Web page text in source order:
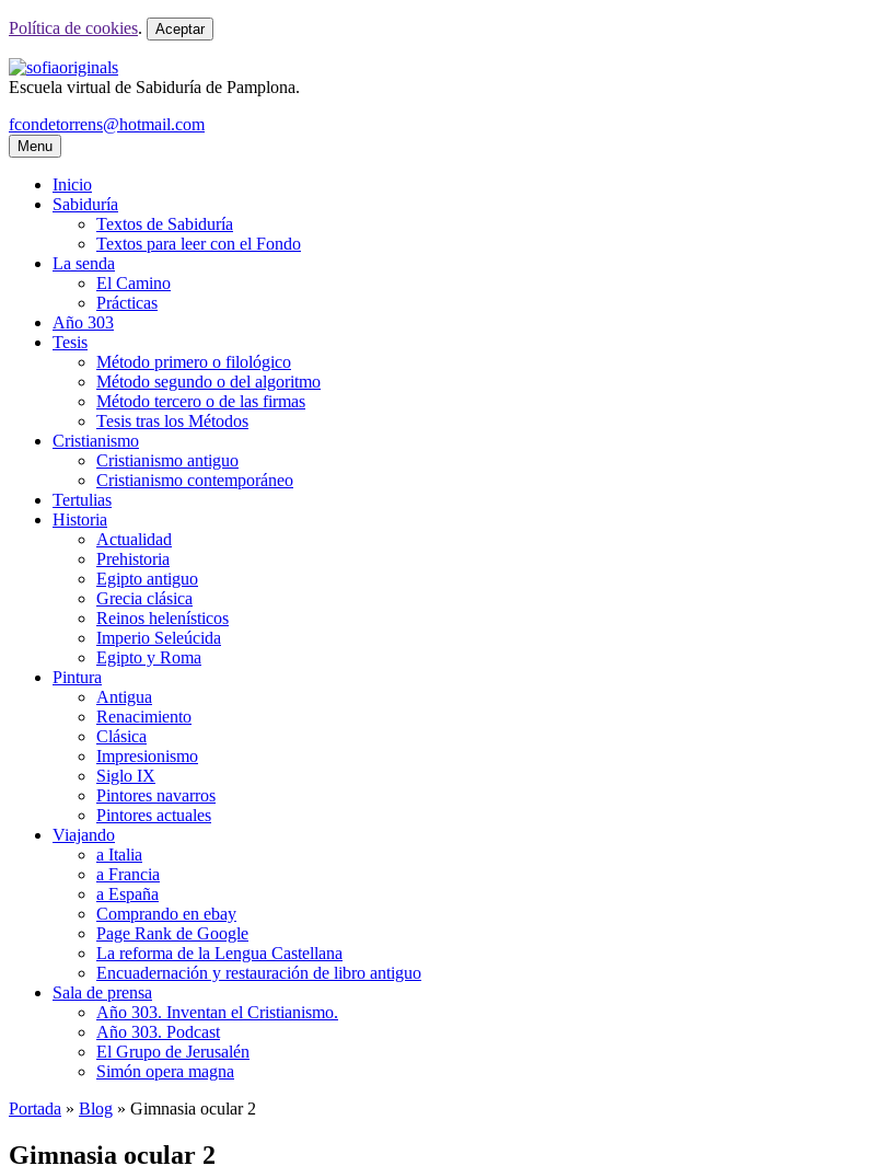
Política de cookies. Aceptar
Escuela virtual de Sabiduría de Pamplona.
fcondetorrens@hotmail.com
Menu
Inicio
Sabiduría
Textos de Sabiduría
Textos para leer con el Fondo
La senda
El Camino
Prácticas
Año 303
Tesis
Método primero o filológico
Método segundo o del algoritmo
Método tercero o de las firmas
Tesis tras los Métodos
Cristianismo
Cristianismo antiguo
Cristianismo contemporáneo
Tertulias
Historia
Actualidad
Prehistoria
Egipto antiguo
Grecia clásica
Reinos helenísticos
Imperio Seleúcida
Egipto y Roma
Pintura
Antigua
Renacimiento
Clásica
Impresionismo
Siglo IX
Pintores navarros
Pintores actuales
Viajando
a Italia
a Francia
a España
Comprando en ebay
Page Rank de Google
La reforma de la Lengua Castellana
Encuadernación y restauración de libro antiguo
Sala de prensa
Año 303. Inventan el Cristianismo.
Año 303. Podcast
El Grupo de Jerusalén
Simón opera magna
Portada » Blog » Gimnasia ocular 2
Gimnasia ocular 2